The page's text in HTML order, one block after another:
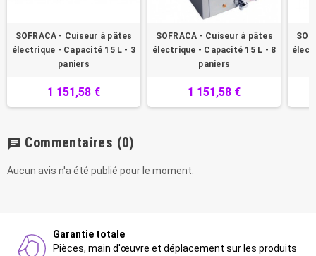
SOFRACA - Cuiseur à pâtes
électrique - Capacité 15 L - 3
paniers
1 151,58 €
SOFRACA - Cuiseur à pâtes
électrique - Capacité 15 L - 8
paniers
1 151,58 €
chat Commentaires (0)
Aucun avis n'a été publié pour le moment.
Garantie totale
Pièces, main d'œuvre et déplacement sur les produits